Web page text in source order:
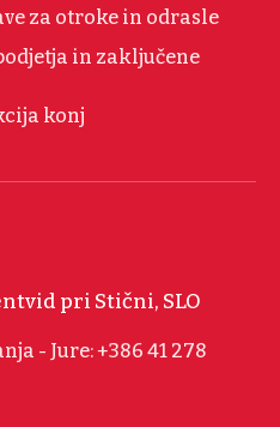
za otroke in odrasle
in zaključene
konj
pri Stični, SLO
- Jure: +386 41 278